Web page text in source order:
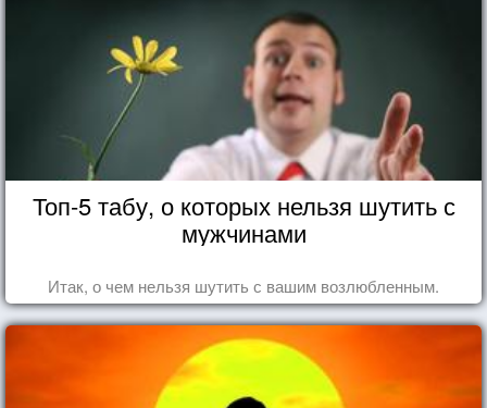
Топ-5 табу, о которых нельзя шутить с
мужчинами
Итак, о чем нельзя шутить с вашим возлюбленным.